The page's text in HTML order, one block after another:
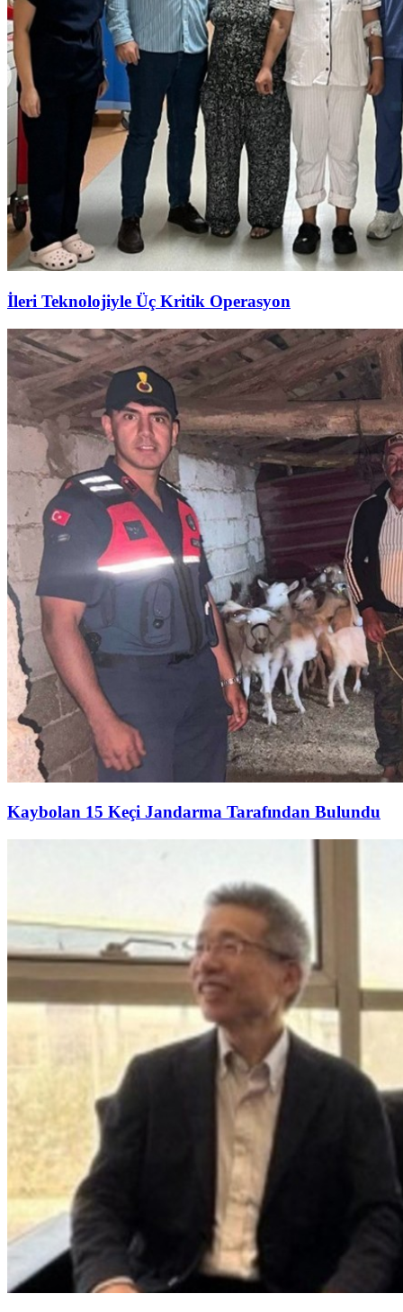
İleri Teknolojiyle Üç Kritik Operasyon
Kaybolan 15 Keçi Jandarma Tarafından Bulundu